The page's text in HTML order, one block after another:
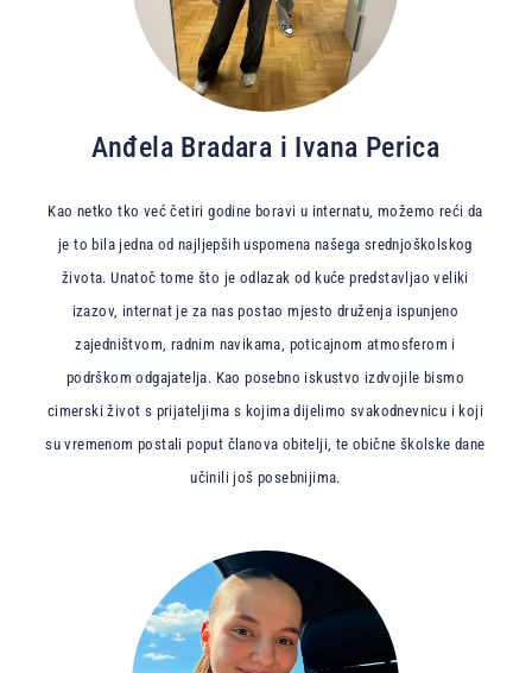
Anđela Bradara i Ivana Perica
Kao netko tko već četiri godine boravi u internatu, možemo reći da
je to bila jedna od najljepših uspomena našega srednjoškolskog
života. Unatoč tome što je odlazak od kuće predstavljao veliki
izazov, internat je za nas postao mjesto druženja ispunjeno
zajedništvom, radnim navikama, poticajnom atmosferom i
podrškom odgajatelja. Kao posebno iskustvo izdvojile bismo
cimerski život s prijateljima s kojima dijelimo svakodnevnicu i koji
su vremenom postali poput članova obitelji, te obične školske dane
učinili još posebnijima.